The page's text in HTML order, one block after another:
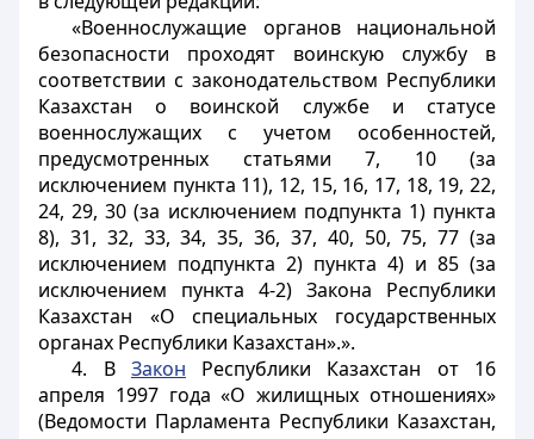
«Военнослужащие органов национальной
безопасности проходят воинскую службу в
соответствии с законодательством Республики
Казахстан о воинской службе и статусе
военнослужащих с учетом особенностей,
предусмотренных статьями 7, 10(за
исключением пункта 11), 12, 15, 16, 17, 18, 19, 22,
24, 29, 30 (за исключением подпункта 1) пункта
8), 31, 32, 33, 34, 35, 36, 37, 40, 50, 75, 77 (за
исключением подпункта 2) пункта 4) и 85 (за
исключением пункта 4-2) Закона Республики
Казахстан «О специальных государственных
органах Республики Казахстан».».
4. В Закон Республики Казахстан от 16
апреля 1997 года «О жилищных отношениях»
(Ведомости Парламента Республики Казахстан,